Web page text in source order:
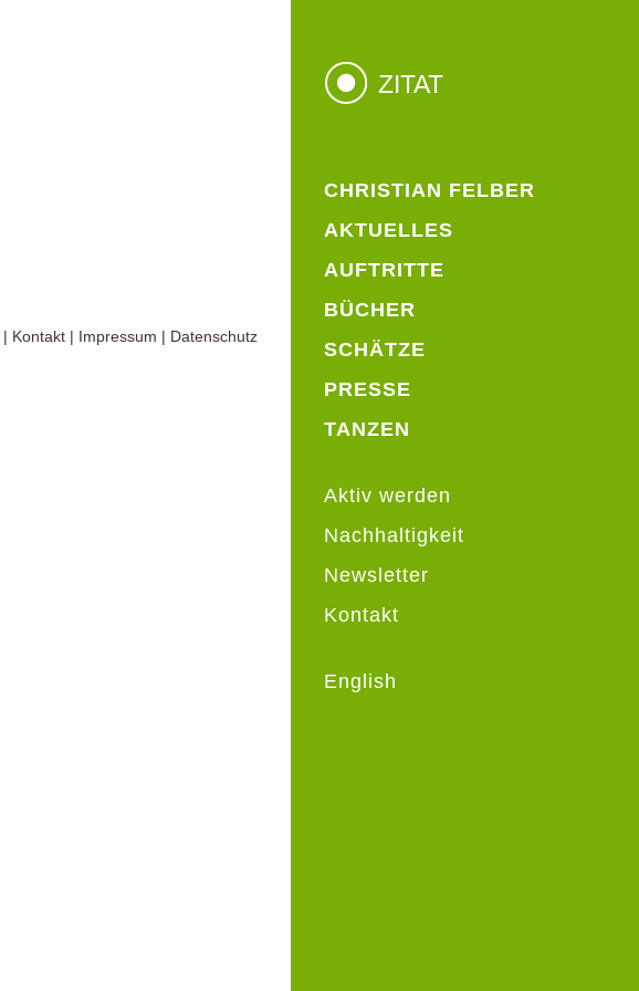
CHRISTIAN FELBER
AKTUELLES
AUFTRITTE
BÜCHER
SCHÄTZE
PRESSE
TANZEN
Aktiv werden
Nachhaltigkeit
Newsletter
Kontakt
English
ZITAT
| Kontakt | Impressum | Datenschutz